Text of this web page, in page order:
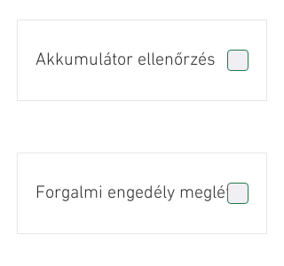
Akkumulátor ellenőrzés
Forgalmi engedély megléte